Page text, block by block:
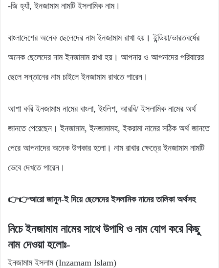
-জি হ্যাঁ, ইনজামাম নামটি ইসলামিক নাম।
বাংলাদেশের অনেক ছেলেদের নাম ইনজামাম রাখা হয়। ইন্ডিয়া/ভারতবর্ষের
অনেক ছেলেদের নাম ইনজামাম রাখা হয়। আপনার ও আপনাদের পরিবারের
ছেলে সন্তানের নাম চাইলে ইনজামাম রাখতে পারেন।
আশা করি ইনজামাম নামের বাংলা, ইংলিশ, আরবি/ ইসলামিক নামের অর্থ
জানতে পেরেছেন। ইনজামাম, ইনজামামহ, ইকরামা নামের সঠিক অর্থ জানতে
পেরে আপনাদের অনেক উপকার হলো। নাম রাখার ক্ষেত্রে ইনজামাম নামটি
ভেবে দেখতে পারেন।
👉👉আরো জানুন-ই দিয়ে ছেলেদের ইসলামিক নামের তালিকা অর্থসহ
নিচে ইনজামাম নামের সাথে উপাধি ও নাম যোগ করে কিছু
নাম দেওয়া হলোঃ-
ইনজামাম ইসলাম (Inzamam Islam)